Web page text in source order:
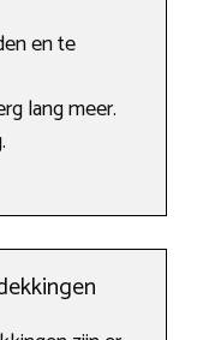
en te
lang meer.